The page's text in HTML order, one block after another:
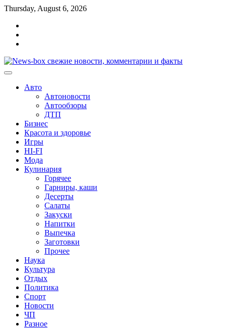
Перейти
содержимому
Thursday, August 6, 2026
Авто
Автоновости
Автообзоры
ДТП
Бизнес
Красота и здоровье
Игры
HI-FI
Мода
Кулинария
Горячее
Гарниры, каши
Десерты
Салаты
Закуски
Напитки
Выпечка
Заготовки
Прочее
Наука
Культура
Отдых
Политика
Спорт
Новости
ЧП
Разное